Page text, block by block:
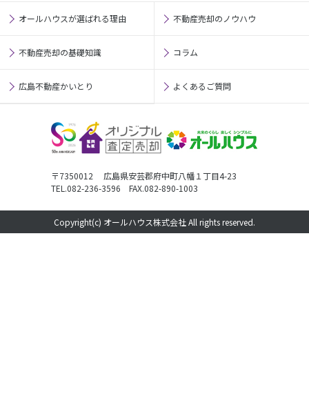
オールハウスが選ばれる理由 不動産売却のノウハウ
不動産売却の基礎知識 コラム
広島不動産かいとり よくあるご質問
〒7350012 広島県安芸郡府中町八幡１丁目4-23
TEL.082-236-3596 FAX.082-890-1003
Copyright(c) オールハウス株式会社 All rights reserved.